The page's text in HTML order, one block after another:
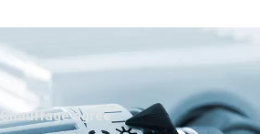
Chauffage agréé